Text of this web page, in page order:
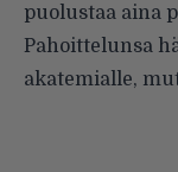
puolustaa aina
Pahoittelunsa
akatemialle,